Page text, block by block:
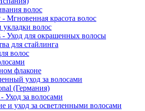
волос
Мгновенная красота волос
укладки волос
- Уход для окрашенных волосы
для стайлинга
волос
флаконе
уход за волосами
(Германия)
Уход за волосами
и уход за осветленными волосами